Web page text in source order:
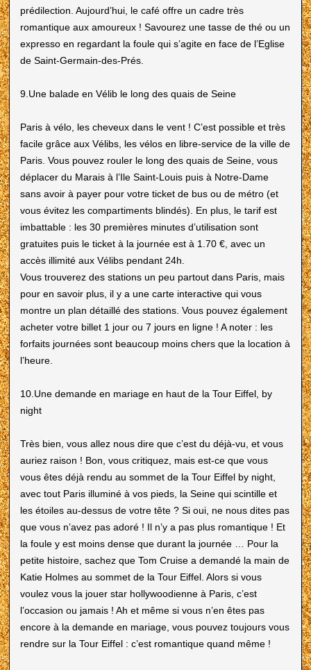
prédilection. Aujourd’hui, le café offre un cadre très
romantique aux amoureux ! Savourez une tasse de thé ou un
expresso en regardant la foule qui s’agite en face de l’Eglise
de Saint-Germain-des-Prés.
9.Une balade en Vélib le long des quais de Seine
Paris à vélo, les cheveux dans le vent ! C’est possible et très
facile grâce aux Vélibs, les vélos en libre-service de la ville de
Paris. Vous pouvez rouler le long des quais de Seine, vous
déplacer du Marais à l’Ile Saint-Louis puis à Notre-Dame
sans avoir à payer pour votre ticket de bus ou de métro (et
vous évitez les compartiments blindés). En plus, le tarif est
imbattable : les 30 premières minutes d’utilisation sont
gratuites puis le ticket à la journée est à 1.70 €, avec un
accès illimité aux Vélibs pendant 24h.
Vous trouverez des stations un peu partout dans Paris, mais
pour en savoir plus, il y a une carte interactive qui vous
montre un plan détaillé des stations. Vous pouvez également
acheter votre billet 1 jour ou 7 jours en ligne ! A noter : les
forfaits journées sont beaucoup moins chers que la location à
l’heure.
10.Une demande en mariage en haut de la Tour Eiffel, by
night
Très bien, vous allez nous dire que c’est du déjà-vu, et vous
auriez raison ! Bon, vous critiquez, mais est-ce que vous
vous êtes déjà rendu au sommet de la Tour Eiffel by night,
avec tout Paris illuminé à vos pieds, la Seine qui scintille et
les étoiles au-dessus de votre tête ? Si oui, ne nous dites pas
que vous n’avez pas adoré ! Il n’y a pas plus romantique ! Et
la foule y est moins dense que durant la journée … Pour la
petite histoire, sachez que Tom Cruise a demandé la main de
Katie Holmes au sommet de la Tour Eiffel. Alors si vous
voulez vous la jouer star hollywoodienne à Paris, c’est
l’occasion ou jamais ! Ah et même si vous n’en êtes pas
encore à la demande en mariage, vous pouvez toujours vous
rendre sur la Tour Eiffel : c’est romantique quand même !